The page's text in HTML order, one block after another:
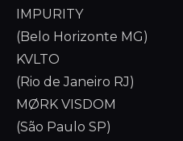
IMPURITY
(Belo Horizonte MG)
KVLTO
(Rio de Janeiro RJ)
MØRK VISDOM
(São Paulo SP)